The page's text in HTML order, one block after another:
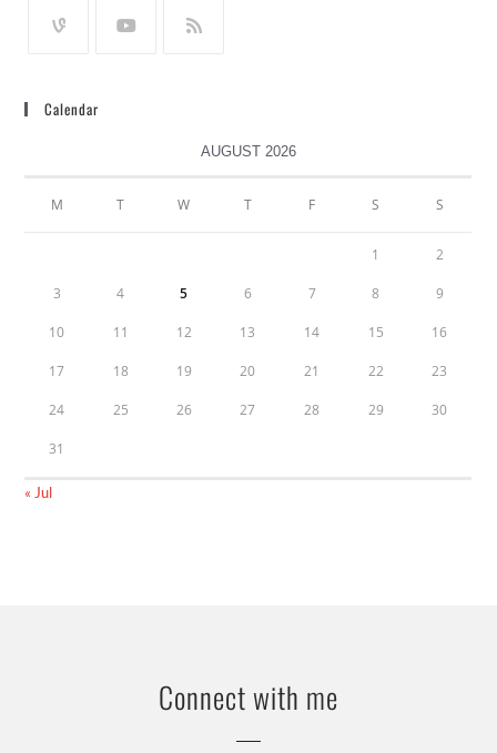
Calendar
AUGUST 2026
M T W T F S S
1 2
3 4 5 6 7 8 9
10 11 12 13 14 15 16
17 18 19 20 21 22 23
24 25 26 27 28 29 30
31
« Jul
Connect with me